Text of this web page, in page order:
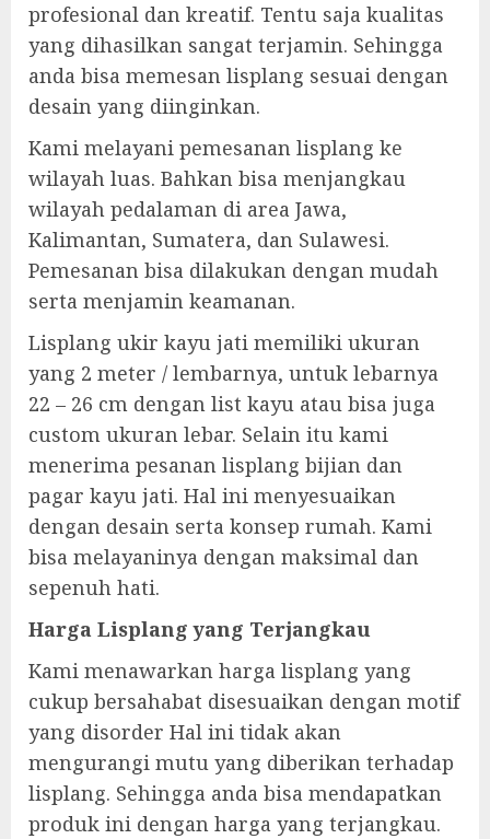
profesional dan kreatif. Tentu saja kualitas
yang dihasilkan sangat terjamin. Sehingga
anda bisa memesan lisplang sesuai dengan
desain yang diinginkan.
Kami melayani pemesanan lisplang ke
wilayah luas. Bahkan bisa menjangkau
wilayah pedalaman di area Jawa,
Kalimantan, Sumatera, dan Sulawesi.
Pemesanan bisa dilakukan dengan mudah
serta menjamin keamanan.
Lisplang ukir kayu jati memiliki ukuran
yang 2 meter / lembarnya, untuk lebarnya
22 – 26 cm dengan list kayu atau bisa juga
custom ukuran lebar. Selain itu kami
menerima pesanan lisplang bijian dan
pagar kayu jati. Hal ini menyesuaikan
dengan desain serta konsep rumah. Kami
bisa melayaninya dengan maksimal dan
sepenuh hati.
Harga Lisplang yang Terjangkau
Kami menawarkan harga lisplang yang
cukup bersahabat disesuaikan dengan motif
yang disorder Hal ini tidak akan
mengurangi mutu yang diberikan terhadap
lisplang. Sehingga anda bisa mendapatkan
produk ini dengan harga yang terjangkau.